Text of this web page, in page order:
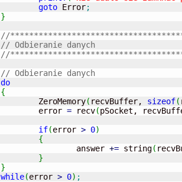
goto Error;
}
//
// Odbieranie danych
//
// Odbieranie danych
do
{
		ZeroMemory
( recvBuffer, sizeof(
		error
= recv(pSocket,
if(error > 0)
{
			answer
+= string(
}
}
while(error > 0) ;